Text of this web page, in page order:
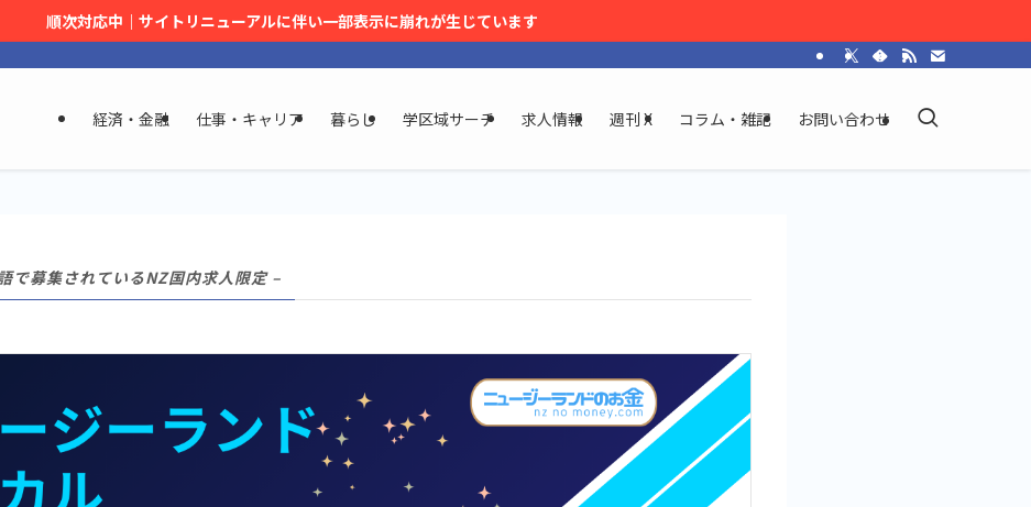
順次対応中｜サイトリニューアルに伴い一部表示に崩れが生じています
経済・金融 仕事・キャリア 暮らし 学区域サーチ 求人情報 週刊 X コラム・雑記 お問い合わせ
で募集されているNZ国内求人限定 –